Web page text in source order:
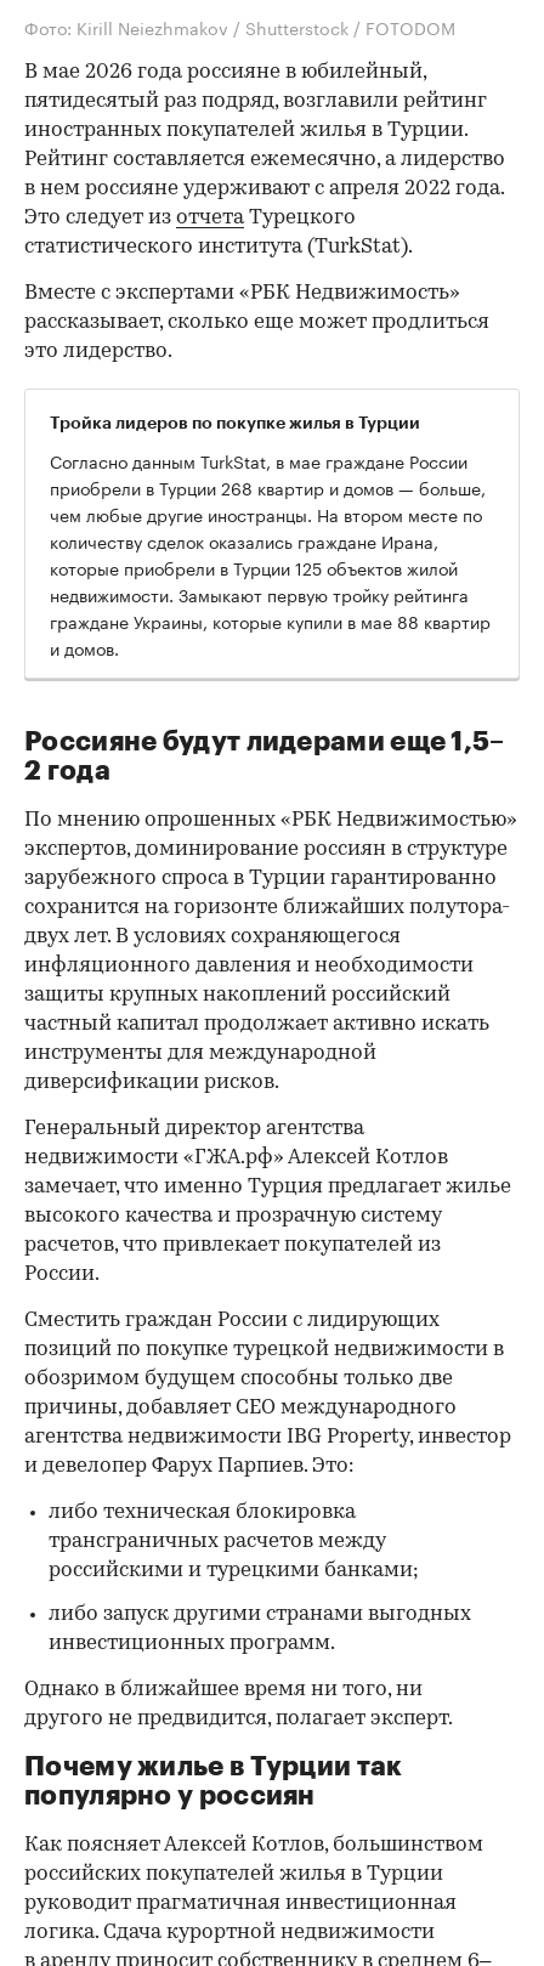
Фото: Kirill Neiezhmakov / Shutterstock / FOTODOM
В мае 2026 года россияне в юбилейный,
пятидесятый раз подряд, возглавили рейтинг
иностранных покупателей жилья в Турции.
Рейтинг составляется ежемесячно, а лидерство
в нем россияне удерживают с апреля 2022 года.
Это следует из отчетаТурецкого
статистического института (TurkStat).
Вместе с экспертами «РБК Недвижимость»
рассказывает, сколько еще может продлиться
это лидерство.
Тройка лидеров по покупке жилья в Турции
Согласно данным TurkStat, в мае граждане России
приобрели в Турции 268 квартир и домов — больше,
чем любые другие иностранцы. На втором месте по
количеству сделок оказались граждане Ирана,
которые приобрели в Турции 125 объектов жилой
недвижимости. Замыкают первую тройку рейтинга
граждане Украины, которые купили в мае 88 квартир
и домов.
00:00 / 00:00
Россияне будут лидерами еще 1,5–
2 года
По мнению опрошенных «РБК Недвижимостью»
экспертов, доминирование россиян в структуре
зарубежного спроса в Турции гарантированно
сохранится на горизонте ближайших полутора-
двух лет. В условиях сохраняющегося
инфляционного давления и необходимости
защиты крупных накоплений российский
частный капитал продолжает активно искать
инструменты для международной
диверсификации рисков.
Генеральный директор агентства
недвижимости «ГЖА.рф» Алексей Котлов
замечает, что именно Турция предлагает жилье
высокого качества и прозрачную систему
расчетов, что привлекает покупателей из
России.
Сместить граждан России с лидирующих
позиций по покупке турецкой недвижимости в
обозримом будущем способны только две
причины, добавляет CEO международного
агентства недвижимости IBG Property, инвестор
и девелопер Фарух Парпиев. Это:
либо техническая блокировка
трансграничных расчетов между
российскими и турецкими банками;
либо запуск другими странами выгодных
инвестиционных программ.
Однако в ближайшее время ни того, ни
другого не предвидится, полагает эксперт.
Почему жилье в Турции так
популярно у россиян
Как поясняет Алексей Котлов, большинством
российских покупателей жилья в Турции
руководит прагматичная инвестиционная
логика. Сдача курортной недвижимости
в аренду приносит собственнику в среднем 6–